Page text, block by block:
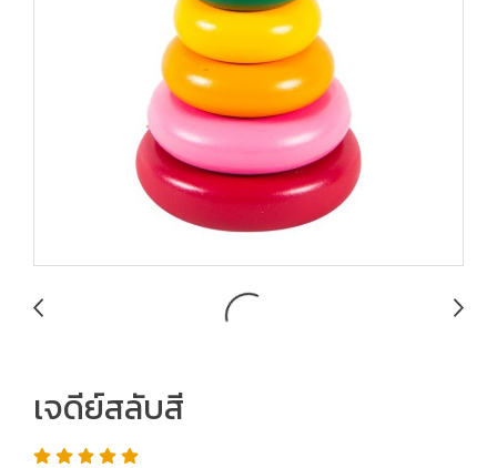
เจดีย์สลับสี